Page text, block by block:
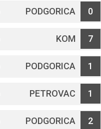
PODGORICA 0
KOM 7
PODGORICA 1
PETROVAC 1
PODGORICA 2